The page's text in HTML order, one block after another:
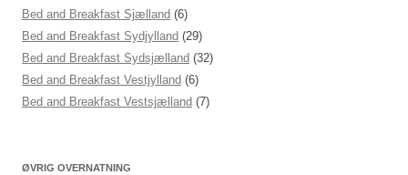
Bed and Breakfast Sjælland (6)
Bed and Breakfast Sydjylland (29)
Bed and Breakfast Sydsjælland (32)
Bed and Breakfast Vestjylland (6)
Bed and Breakfast Vestsjælland (7)
ØVRIG OVERNATNING